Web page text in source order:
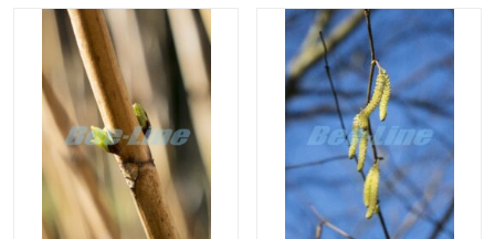
Sport
Spots
Stjernetegn, astrologi
Sundhed, sygdom
Trafik, færdsel
Uddannelse
Udsalg og andre begreber
Underholdning, kultur